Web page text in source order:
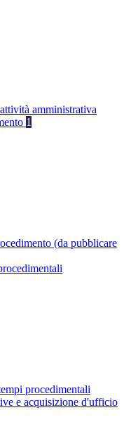
amministrativa
1
(da pubblicare
procedimentali
e acquisizione d'ufficio